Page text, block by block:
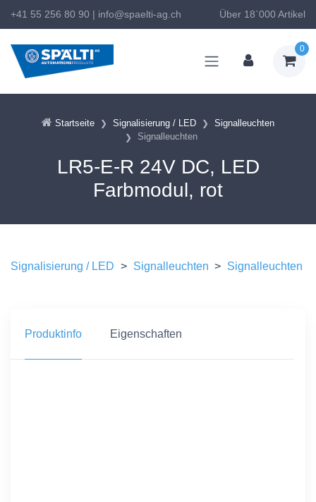
+41 55 256 80 90 | info@spaelti-ag.ch Über 18`000 Artikel
0
Startseite Signalisierung / LED
Signalleuchten
Signalleuchten
LR5-E-R 24V DC, LED
Farbmodul, rot
Signalisierung / LED > Signalleuchten > Signalleuchten
Produktinfo Eigenschaften